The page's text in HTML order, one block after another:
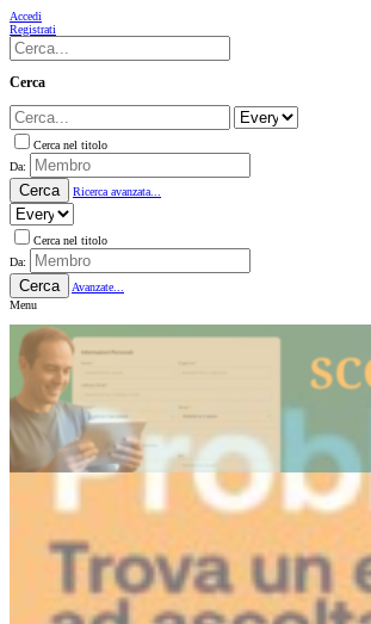
Accedi
Registrati
Cerca
Cerca nel titolo
Da:
Cerca Ricerca avanzata...
Cerca nel titolo
Da:
Cerca
Avanzate...
Menu